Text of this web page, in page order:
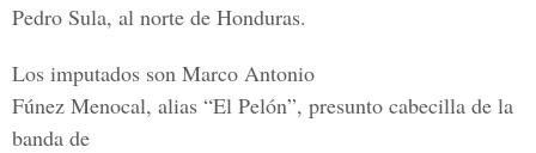
Pedro Sula, al norte de Honduras.
Los imputados son Marco Antonio
Fúnez Menocal, alias “El Pelón”, presunto cabecilla de la
banda de